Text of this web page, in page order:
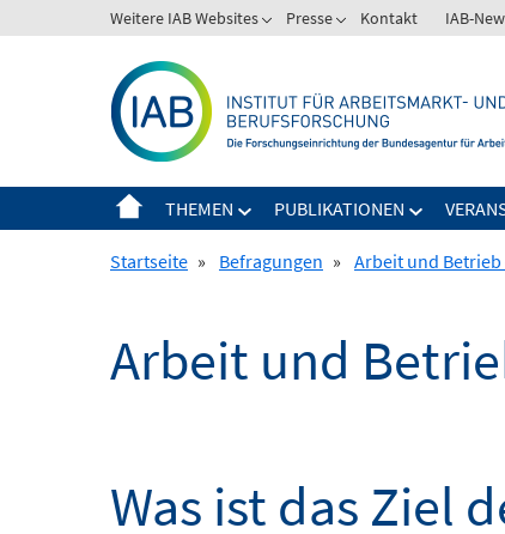
zum
Weitere IAB Websites Presse Kontakt IAB-
THEMEN PUBLIKATIONEN
Startseite » Befragungen » Arbeit und
Arbeit und
Was ist das Ziel